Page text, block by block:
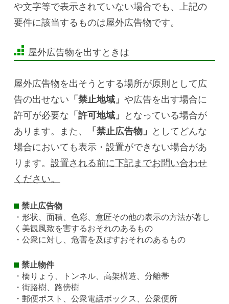
や文字等で表示されていない場合でも、上記の
要件に該当するものは屋外広告物です。
屋外広告物を出すときは
屋外広告物を出そうとする場所が原則として広
告の出せない 「禁止地域」や広告を出す場合に
許可が必要な 「許可地域」
となっている場合が
あります。また、
「禁止広告物」
としてどんな
場合においても表示・設置ができない場合があ
ります。設置される前に下記までお問い合わせ
ください。
禁止広告物
・形状、面積、色彩、意匠その他の表示の方法が著し
く美観風致を害するおそれのあるもの
・公衆に対し、危害を及ぼすおそれのあるもの
禁止物件
・橋りょう、トンネル、高架構造、分離帯
・街路樹、路傍樹
・郵便ポスト、公衆電話ボックス、公衆便所